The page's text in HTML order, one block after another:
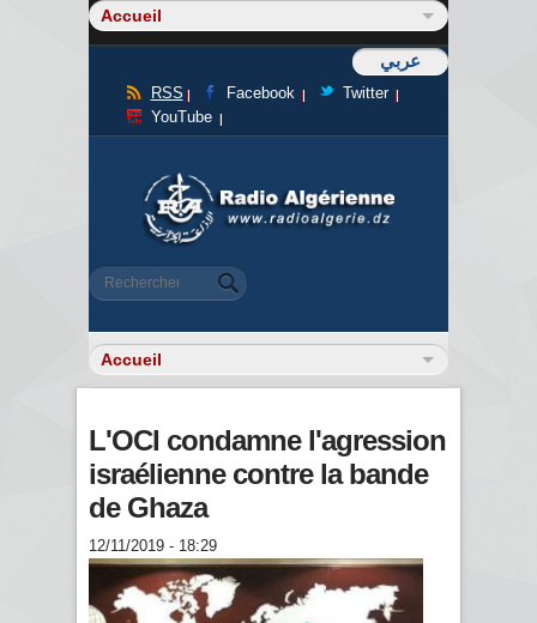
عربي
RSS Facebook
Twitter
YouTube
Formulaire de recherche
Rechercher
L'OCI condamne l'agression
israélienne contre la bande
de Ghaza
12/11/2019 - 18:29